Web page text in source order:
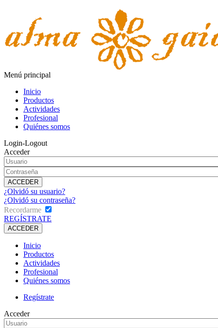
Menú principal
Inicio
Productos
Actividades
Profesional
Quiénes somos
Login-Logout
Acceder
¿Olvidó su usuario?
¿Olvidó su contraseña?
Recordarme
REGÍSTRATE
Inicio
Productos
Actividades
Profesional
Quiénes somos
Regístrate
Acceder